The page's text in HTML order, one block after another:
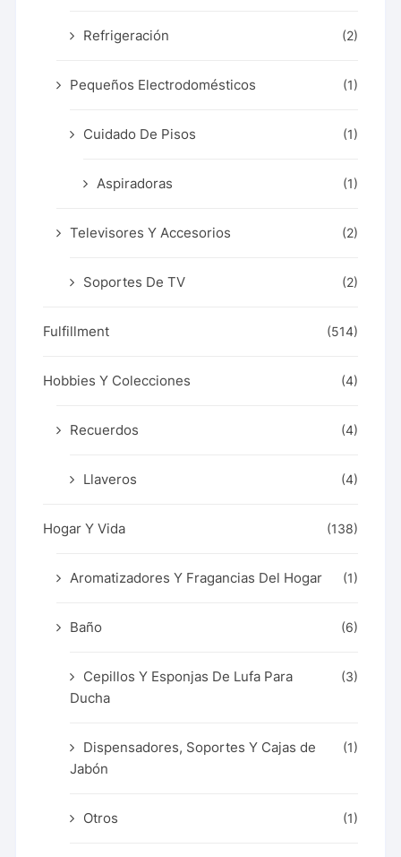
Refrigeración (2)
Pequeños Electrodomésticos (1)
Cuidado De Pisos (1)
Aspiradoras (1)
Televisores Y Accesorios (2)
Soportes De TV (2)
Fulfillment (514)
Hobbies Y Colecciones (4)
Recuerdos (4)
Llaveros (4)
Hogar Y Vida (138)
Aromatizadores Y Fragancias Del Hogar (1)
Baño (6)
Cepillos Y Esponjas De Lufa Para
Ducha
(3)
Dispensadores, Soportes Y Cajas de
Jabón
(1)
Otros (1)